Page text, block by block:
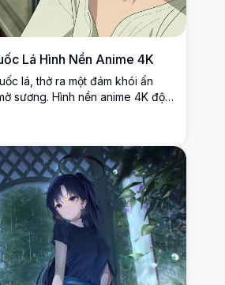
Lá Hình Nền Anime 4K
lá, thở ra một đám khói ấn
sương. Hình nền anime 4K độ
phách biểu cảm và mái tóc